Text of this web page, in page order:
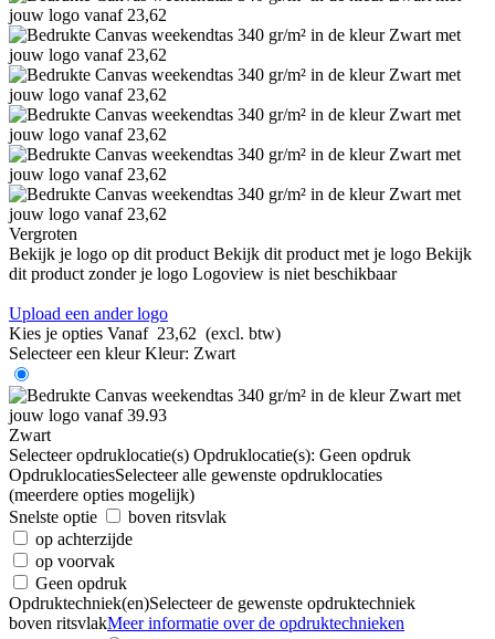
Vergroten
Bekijk je logo op dit product Bekijk dit product met je logo Bekijk
dit product zonder je logo Logoview is niet beschikbaar
Upload een ander logo
Kies je opties Vanaf 23,62 (excl. btw)
Selecteer een kleur Kleur: Zwart
Zwart
Selecteer opdruklocatie(s) Opdruklocatie(s): Geen opdruk
OpdruklocatiesSelecteer alle gewenste opdruklocaties
(meerdere opties mogelijk)
Snelste optie
boven ritsvlak
op achterzijde
op voorvak
Geen opdruk
Opdruktechniek(en)Selecteer de gewenste opdruktechniek
boven ritsvlakMeer informatie over de opdruktechnieken